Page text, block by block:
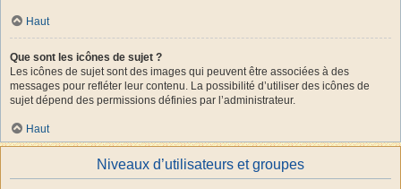
Haut
Que sont les icônes de sujet ?
Les icônes de sujet sont des images qui peuvent être associées à des
messages pour refléter leur contenu. La possibilité d’utiliser des icônes de
sujet dépend des permissions définies par l’administrateur.
Haut
Niveaux d’utilisateurs et groupes